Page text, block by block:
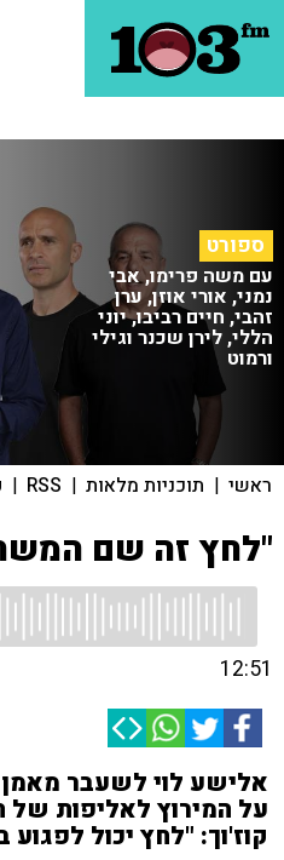
ספורט
עם משה פרימו, אבי
נמני, אורי אוזן, ערן
זהבי, חיים רביבו, יוני
הללי, לירן שכנר וגילי
ורמוט
ראשי | תוכניות מלאות |
RSS
|
"לחץ זה שם
12:51
אלישע לוי לשעבר
על המירוץ לאליפות של
קוז'וך: "לחץ יכול